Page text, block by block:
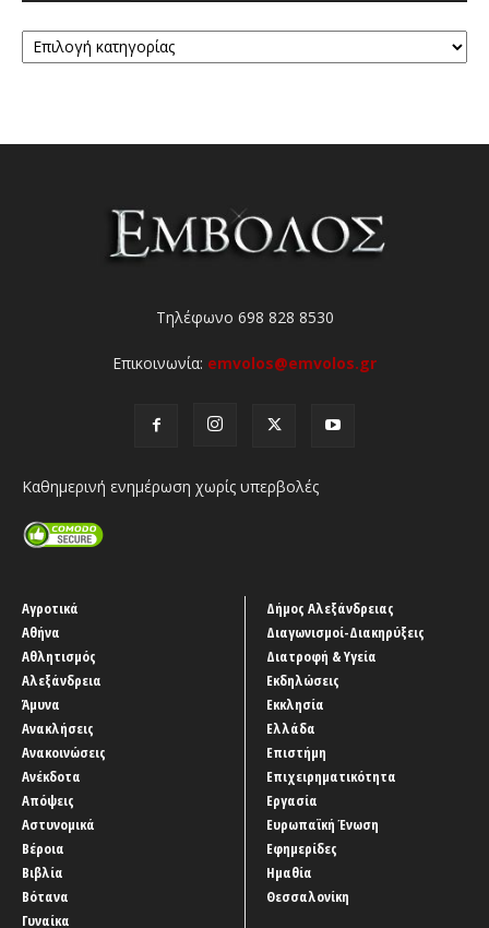
Κατηγορίες
Τηλέφωνο 698 828 8530
Επικοινωνία: emvolos@emvolos.gr
Καθημερινή ενημέρωση χωρίς υπερβολές
Αγροτικά
Αθήνα
Αθλητισμός
Αλεξάνδρεια
Άμυνα
Ανακλήσεις
Ανακοινώσεις
Ανέκδοτα
Απόψεις
Αστυνομικά
Βέροια
Βιβλία
Βότανα
Γυναίκα
Δήμος Αλεξάνδρειας
Διαγωνισμοί-Διακηρύξεις
Διατροφή & Υγεία
Εκδηλώσεις
Εκκλησία
Ελλάδα
Επιστήμη
Επιχειρηματικότητα
Εργασία
Ευρωπαϊκή Ένωση
Εφημερίδες
Ημαθία
Θεσσαλονίκη